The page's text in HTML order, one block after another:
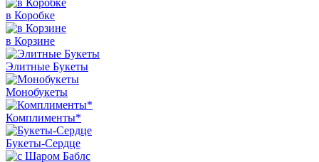
в Коробке
в Корзине
Элитные Букеты
Монобукеты
Комплименты*
Букеты-Сердце